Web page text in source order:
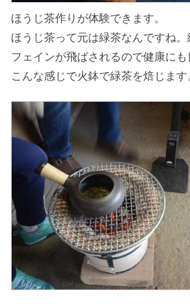
ほうじ茶作りが体験できます。
ほうじ茶って元は緑茶なんですね
フェインが飛ばされるので健康にも
こんな感じで火鉢で緑茶を焙じます